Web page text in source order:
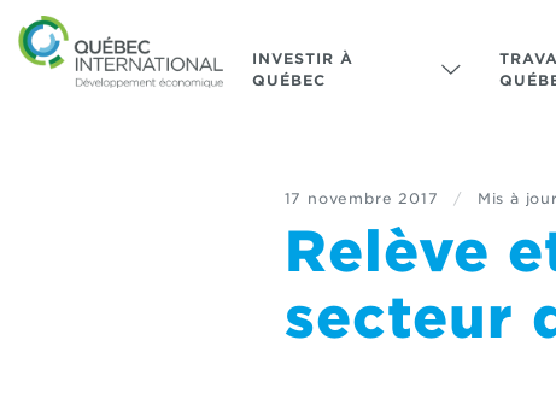
INVESTIR À
QUÉBEC
17 novembre 2017 / Mis à
Relève
secteur